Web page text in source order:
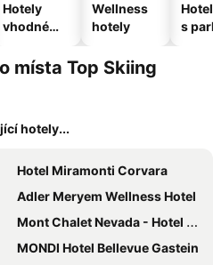
Hotely
vhodné
domácí
zvířata
Wellness
hotely
s
místa Top Skiing
hotely...
Hotel Miramonti Corvara
Adler Meryem Wellness Hotel
Mont Chalet Nevada - Hotel & Spa
MONDI Hotel Bellevue Gastein